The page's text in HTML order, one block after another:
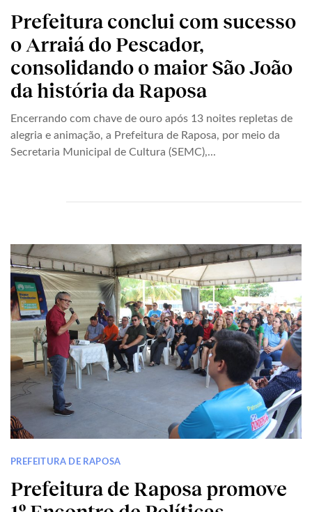
Prefeitura conclui com sucesso
o Arraiá do Pescador,
consolidando o maior São João
da história da Raposa
Encerrando com chave de ouro após 13 noites repletas de
alegria e animação, a Prefeitura de Raposa, por meio da
Secretaria Municipal de Cultura (SEMC),...
PREFEITURA DE RAPOSA
Prefeitura de Raposa promove